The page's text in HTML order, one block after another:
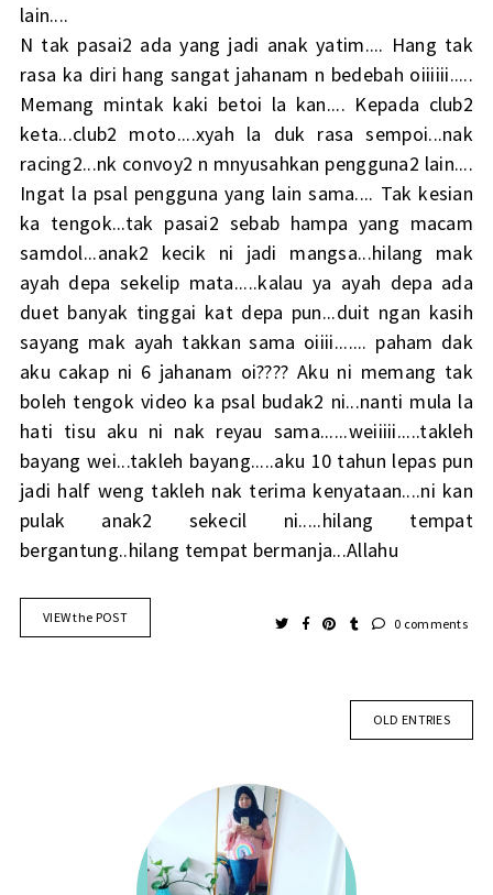
lain....
N tak pasai2 ada yang jadi anak yatim.... Hang tak
rasa ka diri hang sangat jahanam n bedebah oiiiiii.....
Memang mintak kaki betoi la kan.... Kepada club2
keta...club2 moto....xyah la duk rasa sempoi...nak
racing2...nk convoy2 n mnyusahkan pengguna2 lain....
Ingat la psal pengguna yang lain sama.... Tak kesian
ka tengok...tak pasai2 sebab hampa yang macam
samdol...anak2 kecik ni jadi mangsa...hilang mak
ayah depa sekelip mata.....kalau ya ayah depa ada
duet banyak tinggai kat depa pun...duit ngan kasih
sayang mak ayah takkan sama oiiii....... paham dak
aku cakap ni 6 jahanam oi???? Aku ni memang tak
boleh tengok video ka psal budak2 ni...nanti mula la
hati tisu aku ni nak reyau sama......weiiiii.....takleh
bayang wei...takleh bayang.....aku 10 tahun lepas pun
jadi half weng takleh nak terima kenyataan....ni kan
pulak anak2 sekecil ni.....hilang tempat
bergantung..hilang tempat bermanja...Allahu
VIEW the POST 0 comments
OLD ENTRIES